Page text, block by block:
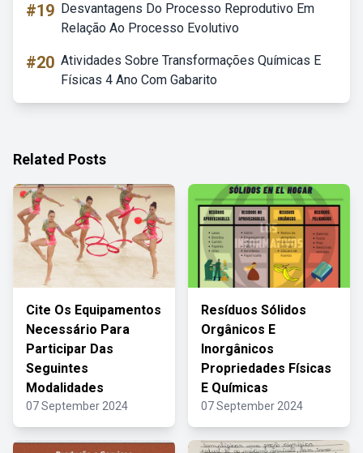
#19 Desvantagens Do Processo Reprodutivo Em
Relação Ao Processo Evolutivo
#20 Atividades Sobre Transformações Químicas E
Físicas 4 Ano Com Gabarito
Related Posts
Cite Os Equipamentos
Necessário Para
Participar Das
Seguintes
Modalidades
07 September 2024
Resíduos Sólidos
Orgânicos E
Inorgânicos
Propriedades Físicas
E Químicas
07 September 2024